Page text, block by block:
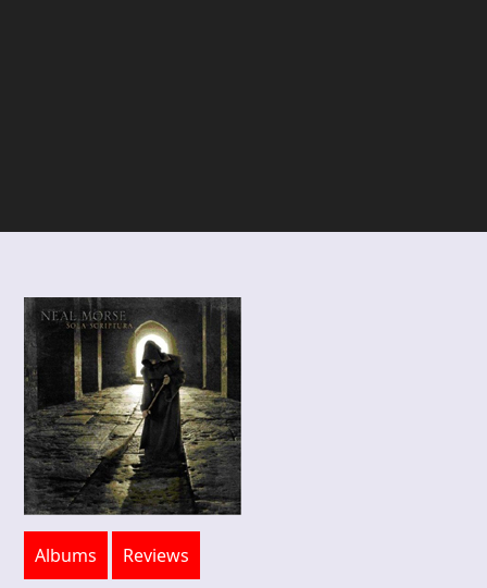
Albums Reviews